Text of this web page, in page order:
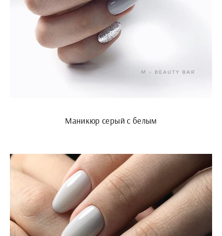
Маникюр серый с белым